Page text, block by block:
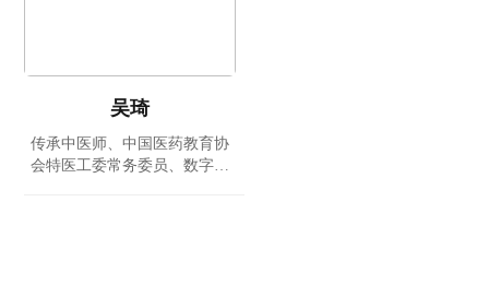
吴琦
传承中医师、中国医药教育协
会特医工委常务委员、数字红